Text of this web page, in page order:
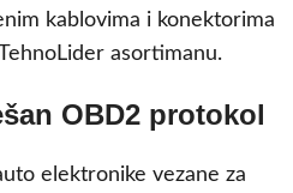
kablovima i konektorima
asortimanu.
OBD2 protokol
elektronike vezane za